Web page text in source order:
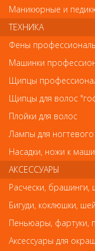
Богатырский 42
Гипермаркет «ОКЕЙ»
тел. 938-46-68, 244-94-
В нашем салоне
волос балаяж, шатуш,
материалах
,
педикюр, гелевое
В нашем магазине
косметика для волос,
косметика для лица,
парикмахерские
и педикюра.
Маникюрные и
ТЕХНИКА
Фены
Машинки
Щипцы
Щипцы для волос
Плойки для волос
Лампы для
Насадки, ножи к
АКСЕССУАРЫ
Расчески, брашинги,
Бигуди, коклюшки,
Пеньюары, фартуки,
Аксессуары для